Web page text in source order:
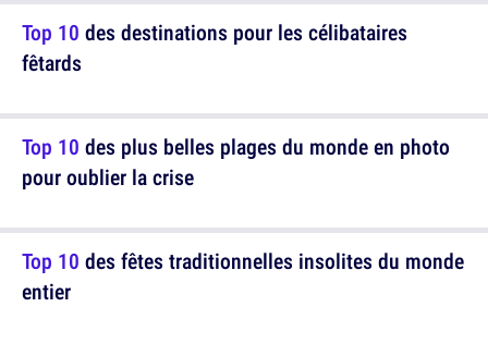
Top 10 des plus belles plages du monde en photo
pour oublier la crise
Top 10 des destinations pour les célibataires
fêtards
Top 10 des fêtes traditionnelles insolites du monde
entier